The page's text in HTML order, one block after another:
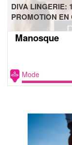
DIVA LINGERIE:
PROMOTION EN
Manosque
Mode